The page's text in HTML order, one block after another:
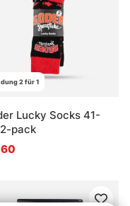
2 für 1
Lucky Socks 41-
pack